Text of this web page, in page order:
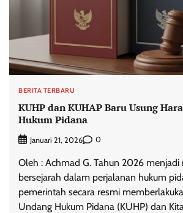
BERITA TERBARU
KUHP dan KUHAP Baru Usung
Hukum Pidana
Januari 21, 2026 0
Oleh : Achmad G. Tahun 2026
bersejarah dalam perjalanan hukum
pemerintah secara resmi
Undang Hukum Pidana (KUHP) dan